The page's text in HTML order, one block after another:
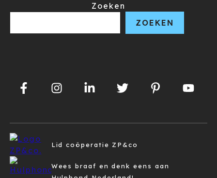
Zoeken
ZOEKEN
Lid coöperatie ZP&co
Wees braaf en denk eens aan